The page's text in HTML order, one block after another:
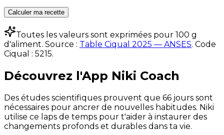
Calculer ma recette
Toutes les valeurs sont exprimées pour 100 g
d'aliment. Source : Table Ciqual 2025 — ANSES. Code
Ciqual : 5215.
Découvrez l'App Niki Coach
Des études scientifiques prouvent que 66 jours sont
nécessaires pour ancrer de nouvelles habitudes. Niki
utilise ce laps de temps pour t'aider à instaurer des
changements profonds et durables dans ta vie.